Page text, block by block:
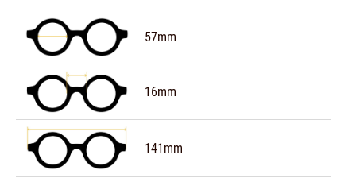
57mm
16mm
141mm